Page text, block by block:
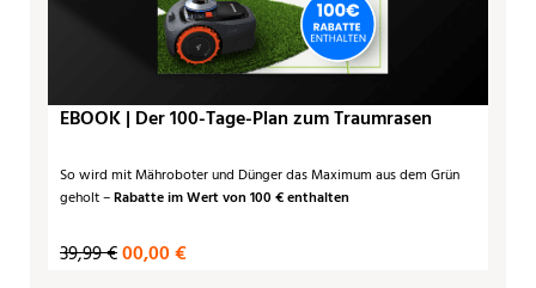
EBOOK | Der 100-Tage-Plan zum Traumrasen
So wird mit Mähroboter und Dünger das Maximum aus dem Grün
geholt –Rabatte im Wert von 100 € enthalten
39,99 €00,00 €